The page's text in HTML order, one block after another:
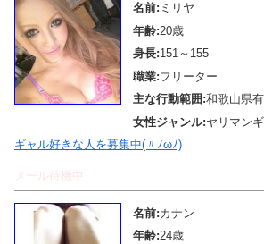
名前: ミリヤ
年齢:20歳
身長:151～155
職業:フリーター
主な行動範囲:和歌山県
女性ジャンル:ヤリマン
ギャル好きな人を募集中(〃ﾉωﾉ)
メール待機中
名前:カナン
年齢:24歳